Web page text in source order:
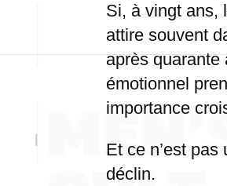
Si, à vingt ans,
attire souvent
après quarante
émotionnel
importance
Et ce n’est pas
déclin.